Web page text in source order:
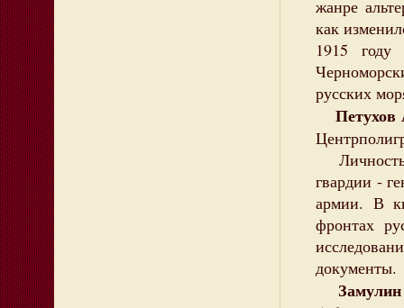
жанре
как
1915
русских
Петухов
Личность
гвардии -
армии. В
фронтах
документы.